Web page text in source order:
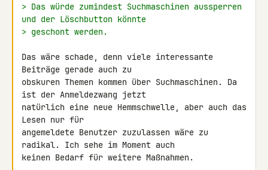
> Das würde zumindest Suchmaschinen aussperren
und der Löschbutton könnte
> geschont werden.
Das wäre schade, denn viele interessante
Beiträge gerade auch zu
obskuren Themen kommen über Suchmaschinen. Da
ist der Anmeldezwang jetzt
natürlich eine neue Hemmschwelle, aber auch das
Lesen nur für
angemeldete Benutzer zuzulassen wäre zu
radikal. Ich sehe im Moment auch
keinen Bedarf für weitere Maßnahmen.